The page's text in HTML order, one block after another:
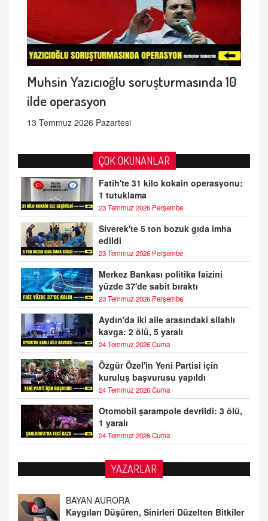
Muhsin Yazıcıoğlu soruşturmasında 10
ilde operasyon
13 Temmuz 2026 Pazartesi
ÇOK OKUNANLAR
Fatih'te 31 kilo kokain operasyonu:
1 tutuklama
23 Temmuz 2026 Perşembe
Siverek'te 5 ton bozuk gıda imha
edildi
23 Temmuz 2026 Perşembe
Merkez Bankası politika faizini
yüzde 37'de sabit bıraktı
23 Temmuz 2026 Perşembe
Aydın'da iki aile arasındaki silahlı
kavga: 2 ölü, 5 yaralı
24 Temmuz 2026 Cuma
Özgür Özel'in Yeni Partisi için
kuruluş başvurusu yapıldı
24 Temmuz 2026 Cuma
Otomobil şarampole devrildi: 3 ölü,
1 yaralı
24 Temmuz 2026 Cuma
YAZARLAR
DOKTOR CİVANIM
Mastürbasyon ve Tatmin: Bir Keşif Yolculuğu